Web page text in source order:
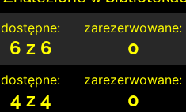
dostępne:
6 z 6
zarezerwowane:
0
dostępne:
4 z 4
zarezerwowane:
0